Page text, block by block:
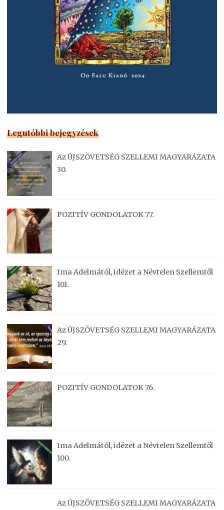
Legutóbbi bejegyzések
Az ÚJSZÖVETSÉG SZELLEMI MAGYARÁZATA
30.
POZITÍV GONDOLATOK 77.
Ima Adelmától, idézet a Névtelen Szellemtől
101.
Az ÚJSZÖVETSÉG SZELLEMI MAGYARÁZATA
29.
POZITÍV GONDOLATOK 76.
Ima Adelmától, idézet a Névtelen Szellemtől
100.
Az ÚJSZÖVETSÉG SZELLEMI MAGYARÁZATA